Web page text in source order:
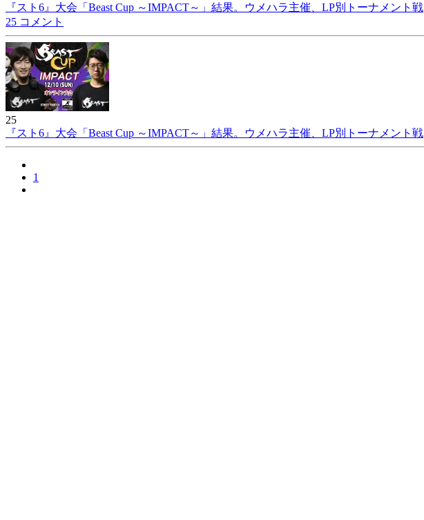
『スト6』大会「Beast Cup ～IMPACT～」結果。ウメハラ主催、LP別トーナメント戦
25 コメント
25
『スト6』大会「Beast Cup ～IMPACT～」結果。ウメハラ主催、LP別トーナメント戦
1